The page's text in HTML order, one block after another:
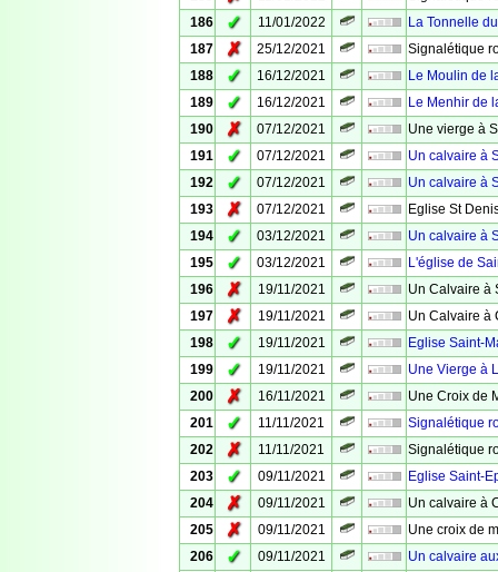
186
✓ 11/01/2022
La Tonnelle
187
✗ 25/12/2021
Signalétique
188
✓ 16/12/2021
Le Moulin de
189
✓ 16/12/2021
Le Menhir de
190
✗ 07/12/2021
Une vierge à
191
✓ 07/12/2021
Un calvaire à
192
✓ 07/12/2021
Un calvaire à
193
✗ 07/12/2021
Eglise St
194
✓ 03/12/2021
Un calvaire à
195
✓ 03/12/2021
L'église de
196
✗ 19/11/2021
Un Calvaire à
197
✗ 19/11/2021
Un Calvaire à
198
✓ 19/11/2021
Eglise Saint-
199
✓ 19/11/2021
Une Vierge à
200
✗ 16/11/2021
Une Croix de
201
✓ 11/11/2021
Signalétique
202
✗ 11/11/2021
Signalétique
203
✓ 09/11/2021
Eglise Saint-
204
✗ 09/11/2021
Un calvaire à
205
✗ 09/11/2021
Une croix de
206
✓ 09/11/2021
Un calvaire